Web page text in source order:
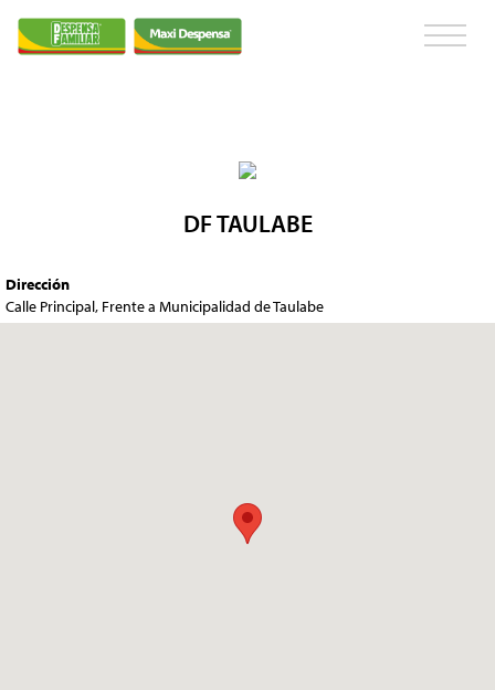
DF TAULABE
Dirección
Calle Principal, Frente a Municipalidad de Taulabe